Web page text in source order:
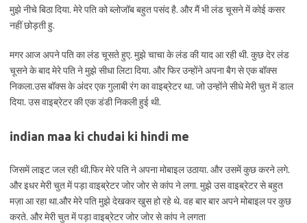
मुझे नीचे बिठा दिया. मेरे पति को ब्लोजॉब बहुत पसंद है. और मैं भी लंड चूसने में कोई कसर
नहीं छोड़ती हु.
मगर आज अपने पति का लंड चूसते हुए. मुझे चाचा के लंड की याद आ रही थी. कुछ देर लंड
चूसने के बाद मेरे पति ने मुझे सीधा लिटा दिया. और फिर उन्होंने अपना बैग से एक बॉक्स
निकला.उस बॉक्स के अंदर एक गुलाबी रंग का वाइब्रेटर था. जो उन्होंने सीधे मेरी चुत में डाल
दिया. उस वाइब्रेटर की एक डंडी निकली हुई थी.
indian maa ki chudai ki hindi me
जिसमें लाइट जल रही थी.फिर मेरे पति ने अपना मोबाइल उठाया. और उसमें कुछ करने लगे.
और इधर मेरी चुत में पड़ा वाइब्रेटर जोर जोर से कांप ने लगा. मुझे उस वाइब्रेटर से बहुत
मज़ा आ रहा था.और मेरे पति मुझे देखकर खुस हो रहे थे. वह बार बार अपने मोबाइल पर कुछ
करते. और मेरी चुत में पड़ा वाइब्रेटर जोर जोर से कांप ने लगता